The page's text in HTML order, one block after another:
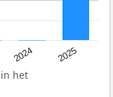
2024 2025
het